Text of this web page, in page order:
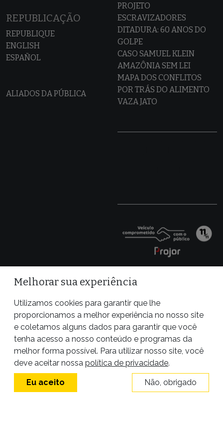
REPUBLICAÇÃO
REPUBLIQUE
ENGLISH
ESPAÑOL
ALIADOS DA PÚBLICA
PROJETO
ESCRAVIZADORES
DITADURA: 60 ANOS DO
GOLPE
CASO SAMUEL KLEIN
AMAZÔNIA SEM LEI
MAPA DOS CONFLITOS
POR TRÁS DO ALIMENTO
VAZA JATO
Site desenvolvido por
Melhorar sua experiência
Utilizamos cookies para garantir que lhe
proporcionamos a melhor experiência no nosso site
e coletamos alguns dados para garantir que você
tenha acesso a nosso conteúdo e programas da
melhor forma possível. Para utilizar nosso site, você
deve aceitar nossa política de privacidade.
Eu aceito Não, obrigado